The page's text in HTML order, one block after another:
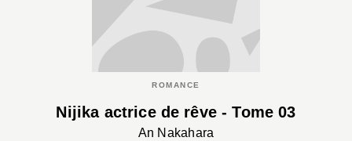
ROMANCE
Nijika actrice de rêve - Tome 03
An Nakahara